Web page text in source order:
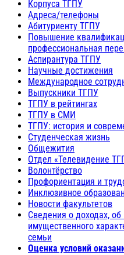
Корпуса ТГПУ
Адреса/телефоны
Абитуриенту ТГПУ
Повышение
профессиональная
Аспирантура ТГПУ
Научные достижения
Международное
Выпускники ТГПУ
ТГПУ в рейтингах
ТГПУ в СМИ
ТГПУ: история и
Студенческая жизнь
Общежития
Отдел «Телевидение
Волонтёрство
Профориентация и
Инклюзивное
Новости факультетов
Сведения о доходах,
имущественного
семьи
Оценка условий